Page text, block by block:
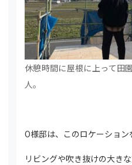
休憩時間に屋根に上って田
人。
O様邸は、このロケーション
リビングや吹き抜けの大き